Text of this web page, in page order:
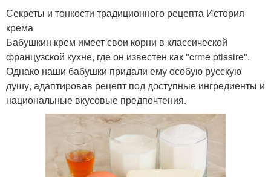
Секреты и тонкости традиционного рецепта История
крема
Бабушкин крем имеет свои корни в классической
французской кухне, где он известен как "crme ptissire".
Однако наши бабушки придали ему особую русскую
душу, адаптировав рецепт под доступные ингредиенты и
национальные вкусовые предпочтения.